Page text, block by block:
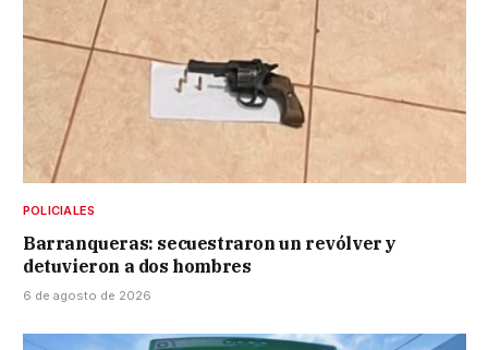
POLICIALES
Barranqueras: secuestraron un revólver y
detuvieron a dos hombres
6 de agosto de 2026